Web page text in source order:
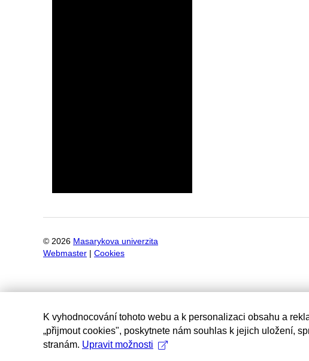
© 2026 Masarykova univerzita
Webmaster
Cookies
K vyhodnocování tohoto webu a k personalizaci obsahu a
„přijmout cookies", poskytnete nám souhlas k jejich uložení,
stranám. Upravit možnosti